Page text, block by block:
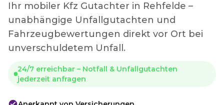
Ihr mobiler Kfz Gutachter in Rehfelde –
unabhängige Unfallgutachten und
Fahrzeugbewertungen direkt vor Ort bei
unverschuldetem Unfall.
24/7 erreichbar – Notfall & Unfallgutachten
jederzeit anfragen